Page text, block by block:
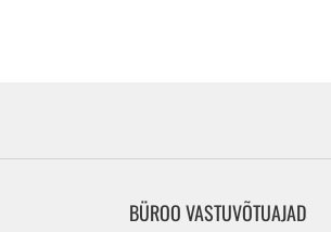
BÜROO VASTUVÕTUAJAD